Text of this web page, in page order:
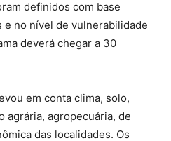
definidos com base
e no nível de vulnerabilidade
deverá chegar a 30
em conta clima, solo,
agrária, agropecuária, de
das localidades. Os